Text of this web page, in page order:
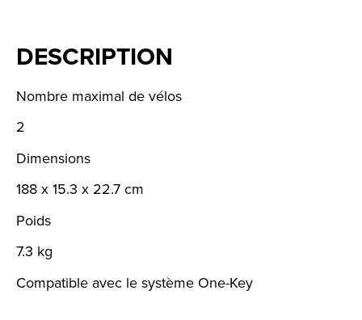
DESCRIPTION
Nombre maximal de vélos
2
Dimensions
188 x 15.3 x 22.7 cm
Poids
7.3 kg
Compatible avec le système One-Key